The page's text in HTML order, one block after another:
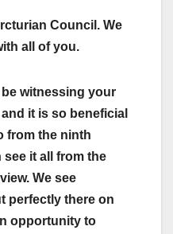
Council. We
all of you.
witnessing your
it is so beneficial
from the ninth
it all from the
We see
perfectly there on
opportunity to